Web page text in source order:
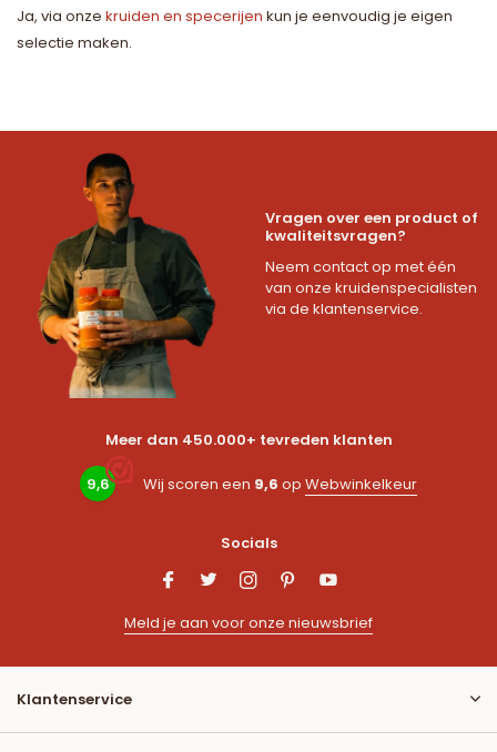
Ja, via onze kruiden en specerijen kun je eenvoudig je eigen
selectie maken.
Vragen over een product of
kwaliteitsvragen?
Neem contact op met één
van onze kruidenspecialisten
via de klantenservice.
Meer dan 450.000+ tevreden klanten
9,6 Wij scoren een 9,6 op Webwinkelkeur
Socials
Meld je aan voor onze nieuwsbrief
Klantenservice